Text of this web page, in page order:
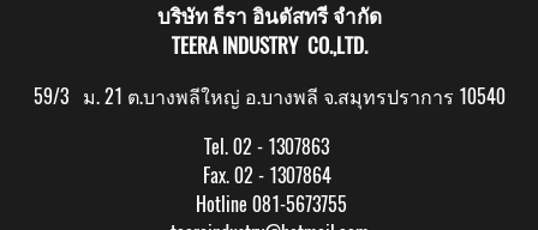
บริษัท ธีรา อินดัสทรี จำกัด
TEERA INDUSTRY CO.,LTD.
59/3 ม. 21 ต.บางพลีใหญ่ อ.บางพลี จ.สมุทรปราการ 10540
Tel. 02 - 1307863
Fax. 02 - 1307864
Hotline 081-5673755